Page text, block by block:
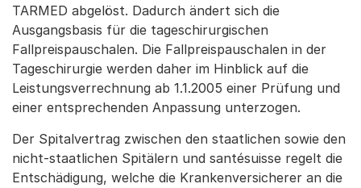
TARMED abgelöst. Dadurch ändert sich die
Ausgangsbasis für die tageschirurgischen
Fallpreispauschalen. Die Fallpreispauschalen in der
Tageschirurgie werden daher im Hinblick auf die
Leistungsverrechnung ab 1.1.2005 einer Prüfung und
einer entsprechenden Anpassung unterzogen.
Der Spitalvertrag zwischen den staatlichen sowie den
nicht-staatlichen Spitälern und santésuisse regelt die
Entschädigung, welche die Krankenversicherer an die